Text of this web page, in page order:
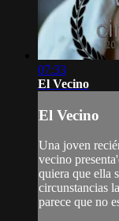
07:33
El Vecino
El Vecino
Una joven
vecino
quiera que ella
circunstancias
parece que no